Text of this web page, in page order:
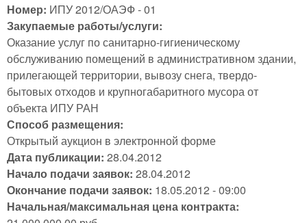
Номер: ИПУ 2012/ОАЭФ - 01
Закупаемые работы/услуги:
Оказание услуг по санитарно-гигиеническому
обслуживанию помещений в административном здании,
прилегающей территории, вывозу снега, твердо-
бытовых отходов и крупногабаритного мусора от
объекта ИПУ РАН
Способ размещения:
Открытый аукцион в электронной форме
Дата публикации: 28.04.2012
Начало подачи заявок: 28.04.2012
Окончание подачи заявок: 18.05.2012 - 09:00
Начальная/максимальная цена контракта: